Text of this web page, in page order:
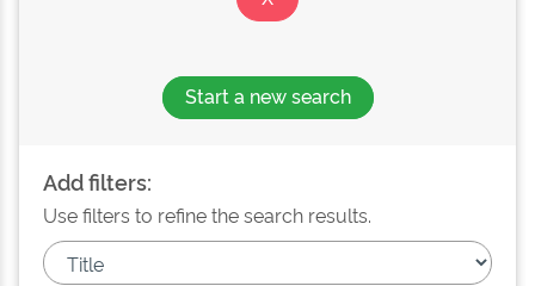
Start a new search
Add filters:
Use filters to refine the search results.